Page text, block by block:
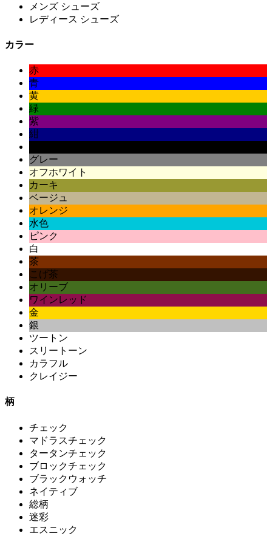
メンズ シューズ
レディース シューズ
カラー
赤
青
黄
緑
紫
紺
グレー
オフホワイト
カーキ
ベージュ
オレンジ
水色
ピンク
白
茶
こげ茶
オリーブ
ワインレッド
金
銀
ツートン
スリートーン
カラフル
クレイジー
柄
チェック
マドラスチェック
タータンチェック
ブロックチェック
ブラックウォッチ
ネイティブ
総柄
迷彩
エスニック